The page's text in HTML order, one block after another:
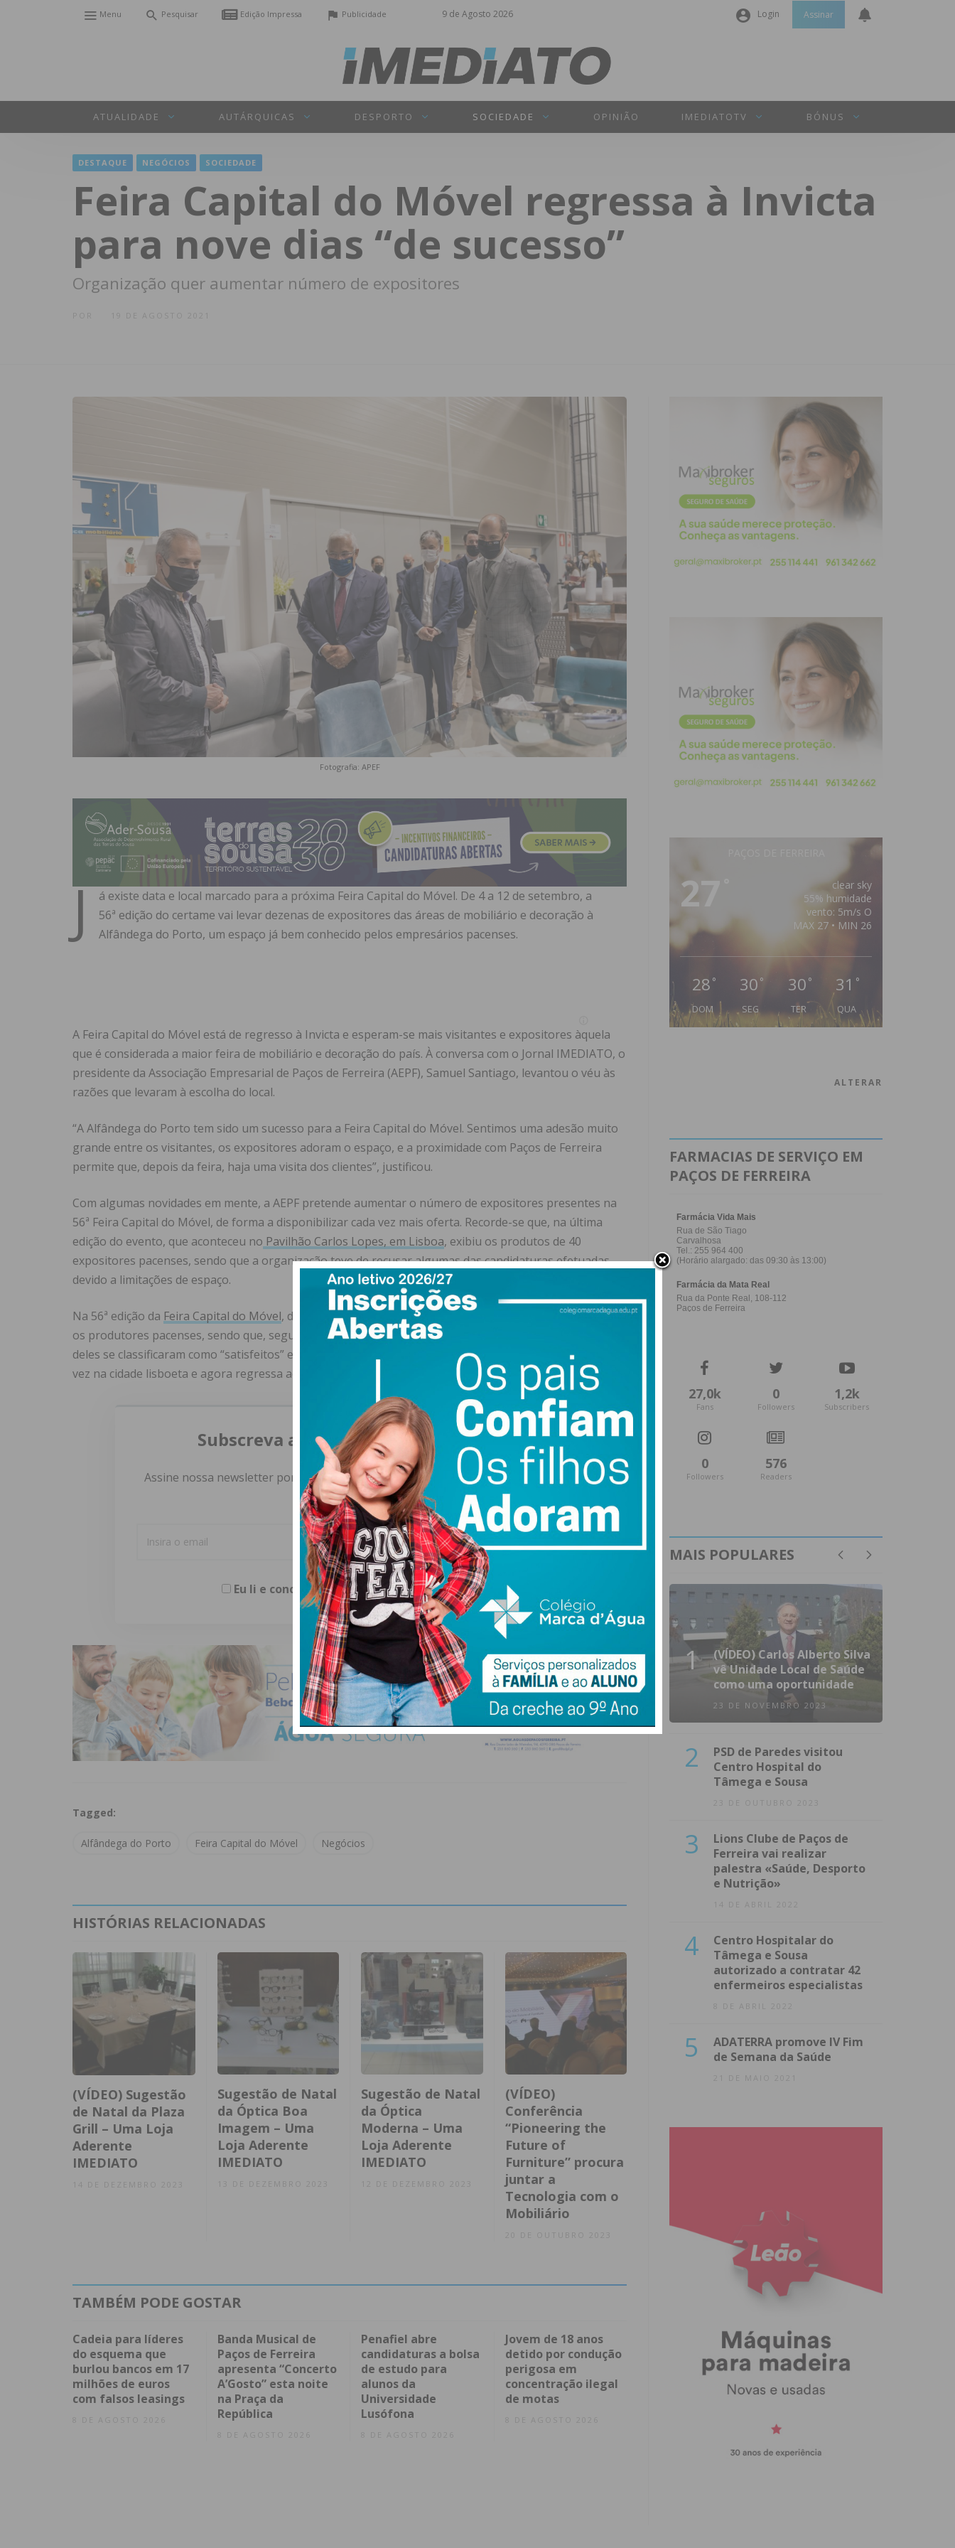
9 de Agosto 2026
Menu Pesquisar Edição Impressa Publicidade Login
Senha
INICIAR SESSÃO
Assinar
ATUALIDADE AUTÁRQUICAS DESPORTO SOCIEDADE OPINIÃO IMEDIATOTV BÓNUS
DESTAQUE NEGÓCIOS SOCIEDADE
Feira Capital do Móvel regressa à Invicta
para nove dias “de sucesso”
Organização quer aumentar número de expositores
19 DE AGOSTO 2021
Fotografia: APEF
J
á existe data e local marcado para a próxima Feira Capital do Móvel. De 4 a 12 de setembro, a
56ª edição do certame vai levar dezenas de expositores das áreas de mobiliário e decoração à
Alfândega do Porto, um espaço já bem conhecido pelos empresários pacenses.
A Feira Capital do Móvel está de regresso à Invicta e esperam-se mais visitantes e expositores àquela
que é considerada a maior feira de mobiliário e decoração do país. À conversa com o Jornal IMEDIATO, o
presidente da Associação Empresarial de Paços de Ferreira (AEPF), Samuel Santiago, levantou o véu às
razões que levaram à escolha do local.
“A Alfândega do Porto tem sido um sucesso para a Feira Capital do Móvel. Sentimos uma adesão muito
grande entre os visitantes, os expositores adoram o espaço, e a proximidade com Paços de Ferreira
permite que, depois da feira, haja uma visita dos clientes”, justificou.
Com algumas novidades em mente, a AEPF pretende aumentar o número de expositores presentes na
56ª Feira Capital do Móvel, de forma a disponibilizar cada vez mais oferta. Recorde-se que, na última
edição do evento, que aconteceu no Pavilhão Carlos Lopes, em Lisboa, exibiu os produtos de 40
expositores pacenses, sendo que a organização teve de recusar algumas das candidaturas efetuadas
devido a limitações de espaço.
Na 56ª edição da Feira Capital do Móvel, durante cinco dias, 3.270 visitantes estiveram em contacto com
os produtores pacenses, sendo que, segundo dados avançados pela AEPF ao IMEDIATO, cerca de 84%
deles se classificaram como “satisfeitos” e “muito satisfeitos” com o certame, que decorreu pela primeira
vez na cidade lisboeta e agora regressa ao Porto.
Subscreva a newsletter do Imediato
Assine nossa newsletter por e-mail e obtenha de forma regular a informação
atualizada.
Eu li e concordo com ostermos e condições
Tagged:
Alfândega do Porto Feira Capital do Móvel Negócios
HISTÓRIAS RELACIONADAS
(VÍDEO) Sugestão
de Natal da Plaza
Grill – Uma Loja
Aderente
IMEDIATO
14 DE DEZEMBRO 2023
Sugestão de Natal
da Óptica Boa
Imagem – Uma
Loja Aderente
IMEDIATO
Sugestão de Natal
da Óptica
Moderna – Uma
Loja Aderente
IMEDIATO
(VÍDEO)
Conferência
“Pioneering the
Future of
Furniture” procura
juntar a
Tecnologia com o
Mobiliário
20 DE OUTUBRO 2023
TAMBÉM PODE GOSTAR
Cadeia para líderes
do esquema que
burlou bancos em 17
milhões de euros
com falsos leasings
8 DE AGOSTO 2026
Banda Musical de
Paços de Ferreira
apresenta “Concerto
A’Gosto” esta noite
na Praça da
República
8 DE AGOSTO 2026
Penafiel abre
candidaturas a bolsa
de estudo para
alunos da
Universidade
Lusófona
8 DE AGOSTO 2026
Jovem de 18 anos
detido por condução
perigosa em
concentração ilegal
de motas
8 DE AGOSTO 2026
27
clear sky
55% humidade
vento: 5m/s O
MAX 27 • MIN 26
28 °
DOM
30 °
SEG
30 °
TER
31 °
QUA
ALTERAR
FARMACIAS DE SERVIÇO EM
PAÇOS DE FERREIRA
27,0k
Fans
0
Followers
1,2k
Subscribers
0
Followers
576
Readers
MAIS POPULARES
1
(VÍDEO) Carlos Alberto Silva
vê Unidade Local de Saúde
como uma oportunidade
23 DE NOVEMBRO 2023
2
PSD de Paredes visitou
Centro Hospital do
Tâmega e Sousa
23 DE OUTUBRO 2023
3
Lions Clube de Paços de
Ferreira vai realizar
palestra «Saúde, Desporto
e Nutrição»
14 DE ABRIL 2022
4
Centro Hospitalar do
Tâmega e Sousa
autorizado a contratar 42
enfermeiros especialistas
8 DE ABRIL 2022
5
ADATERRA promove IV Fim
de Semana da Saúde
21 DE MAIO 2021